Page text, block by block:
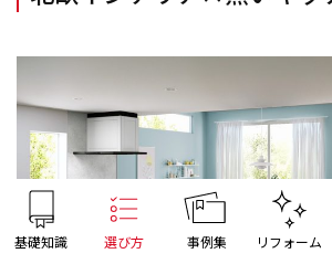
基礎知識 選び方 事例集 リフォーム